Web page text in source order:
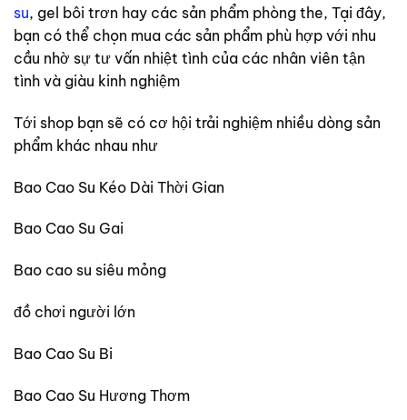
su, gel bôi trơn hay các sản phẩm phòng the, Tại đây,
bạn có thể chọn mua các sản phẩm phù hợp với nhu
cầu nhờ sự tư vấn nhiệt tình của các nhân viên tận
tình và giàu kinh nghiệm
Tới shop bạn sẽ có cơ hội trải nghiệm nhiều dòng sản
phẩm khác nhau như
Bao Cao Su Kéo Dài Thời Gian
Bao Cao Su Gai
Bao cao su siêu mỏng
đồ chơi người lớn
Bao Cao Su Bi
Bao Cao Su Hương Thơm